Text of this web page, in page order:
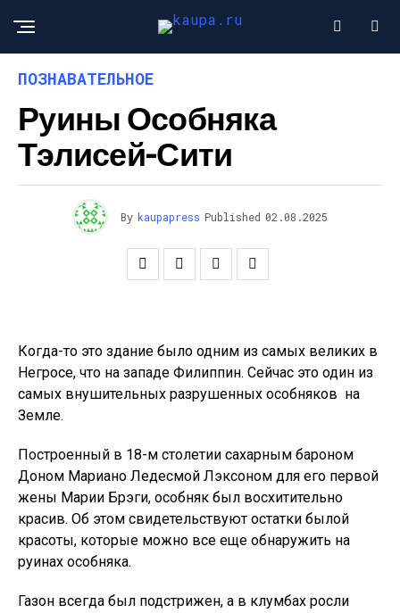
ПОЗНАВАТЕЛЬНОЕ
Руины Особняка
Тэлисей-Сити
By kaupapress Published 02.08.2025
Когда-то это здание было одним из самых великих в
Негросе, что на западе Филиппин. Сейчас это один из
самых внушительных разрушенных особняков на
Земле.
Построенный в 18-м столетии сахарным бароном
Доном Мариано Ледесмой Лэксоном для его первой
жены Марии Брэги, особняк был восхитительно
красив. Об этом свидетельствуют остатки былой
красоты, которые можно все еще обнаружить на
руинах особняка.
Газон всегда был подстрижен, а в клумбах росли